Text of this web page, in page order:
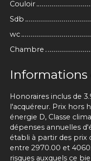
Couloir
Sdb
wc
Chambre
Honoraires inclus de
l'acquéreur. Prix hors
énergie D, Classe
dépenses annuelles
établi à partir des prix
entre 2970.00 et
risques auxquels ce